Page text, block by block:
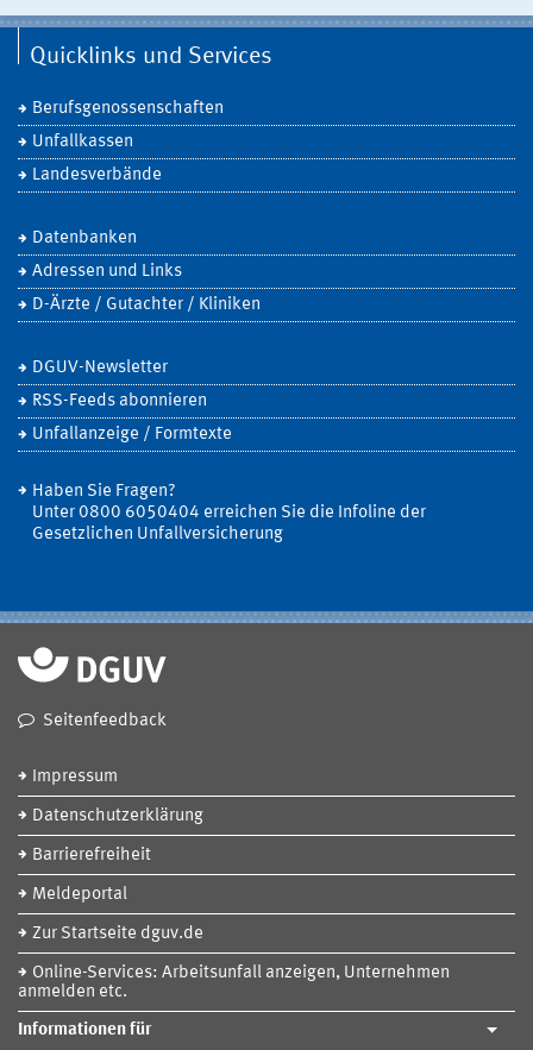
Quicklinks und Services
Berufsgenossenschaften
Unfallkassen
Landesverbände
Datenbanken
Adressen und Links
D-Ärzte / Gutachter / Kliniken
DGUV-Newsletter
RSS-Feeds abonnieren
Unfallanzeige / Formtexte
Haben Sie Fragen?
Unter 0800 6050404 erreichen Sie die Infoline der
Gesetzlichen Unfallversicherung
Seitenfeedback
Impressum
Datenschutzerklärung
Barrierefreiheit
Meldeportal
Zur Startseite dguv.de
Online-Services: Arbeitsunfall anzeigen, Unternehmen
anmelden etc.
Informationen für